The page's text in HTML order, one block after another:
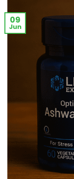
09
Jun